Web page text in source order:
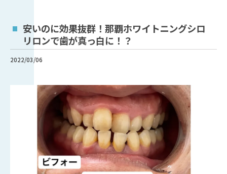
安いのに効果抜群！那覇ホワイトニングシロ
リロンで歯が真っ白に！？
2022/03/06